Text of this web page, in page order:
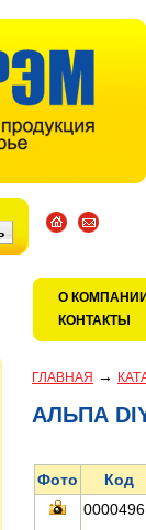
О КОМПАНИИ
КОНТАКТЫ
ГЛАВНАЯ →
АЛЬПА
Фото Код